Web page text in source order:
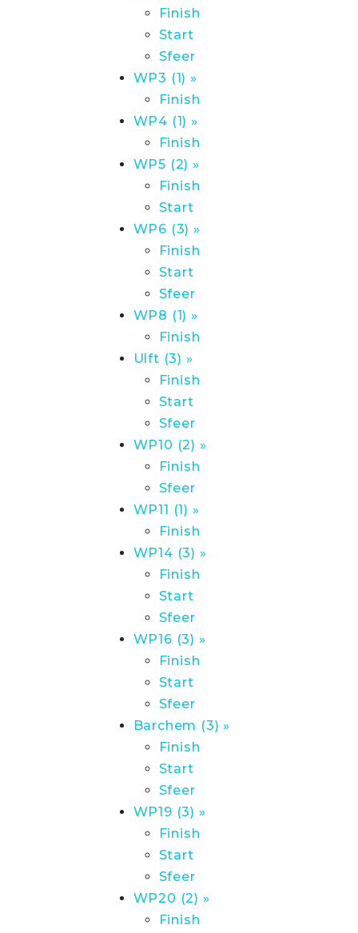
Finish
Start
Sfeer
WP3 (1) »
Finish
WP4 (1) »
Finish
WP5 (2) »
Finish
Start
WP6 (3) »
Finish
Start
Sfeer
WP8 (1) »
Finish
Ulft (3) »
Finish
Start
Sfeer
WP10 (2) »
Finish
Sfeer
WP11 (1) »
Finish
WP14 (3) »
Finish
Start
Sfeer
WP16 (3) »
Finish
Start
Sfeer
Barchem (3) »
Finish
Start
Sfeer
WP19 (3) »
Finish
Start
Sfeer
WP20 (2) »
Finish